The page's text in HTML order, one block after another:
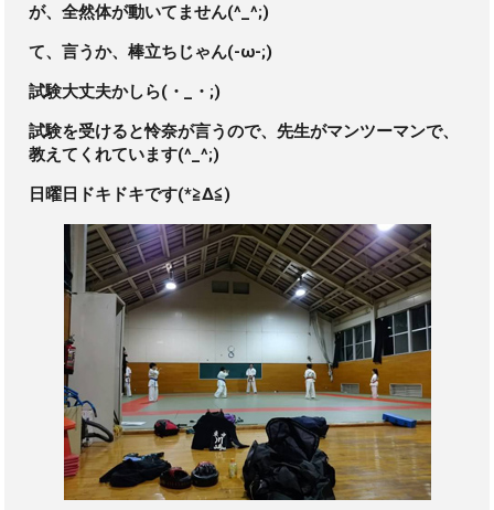
が、全然体が動いてません(^_^;)
て、言うか、棒立ちじゃん(-ω-;)
試験大丈夫かしら(・_・;)
試験を受けると怜奈が言うので、先生がマンツーマンで、
教えてくれています(^_^;)
日曜日ドキドキです(*≧Δ≦)